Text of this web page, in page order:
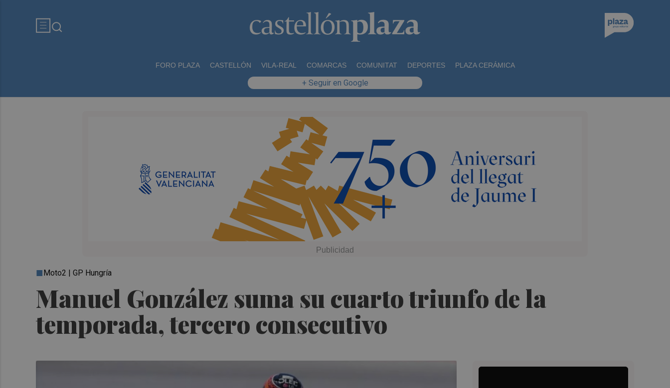
FORO PLAZA CASTELLÓN VILA-REAL COMARCAS COMUNITAT DEPORTES PLAZA CERÁMICA
+ Seguir en Google
Manuel González suma su cuarto triunfo de la
temporada, tercero consecutivo
Moto2 | GP Hungría